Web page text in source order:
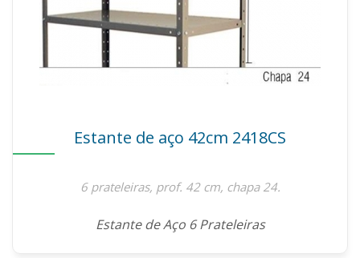
Estante de aço 42cm 2418CS
6 prateleiras, prof. 42 cm, chapa 24.
Estante de Aço 6 Prateleiras